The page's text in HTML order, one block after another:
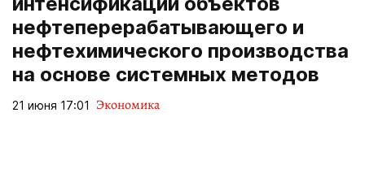
нефтеперерабатывающего и
нефтехимического производства
на основе системных методов
21 июня 17:01 Экономика